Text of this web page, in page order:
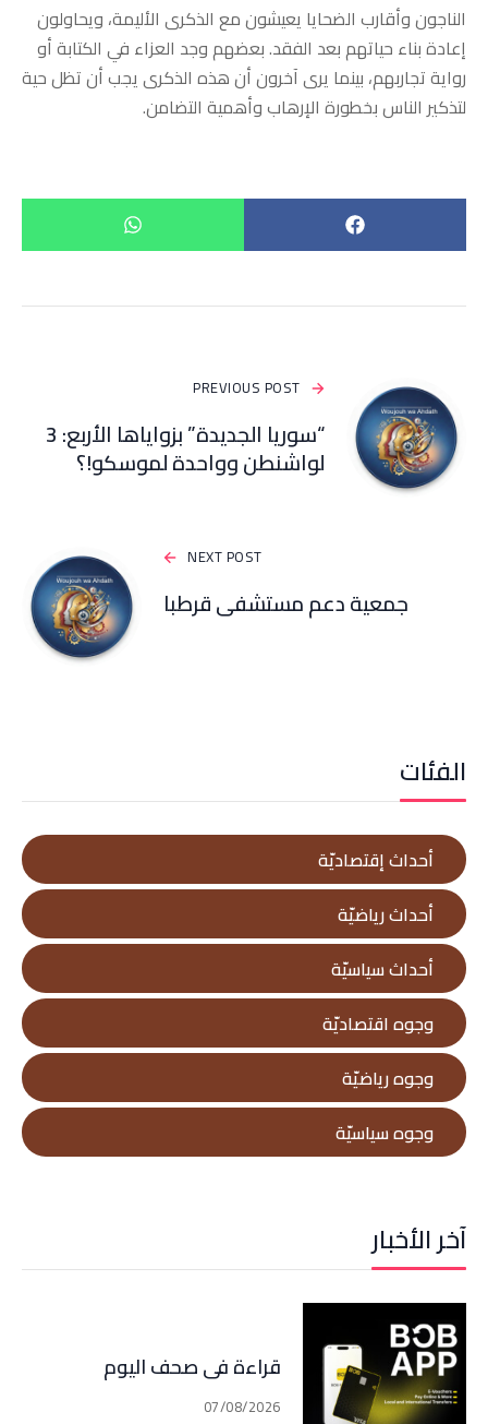
الناجون وأقارب الضحايا يعيشون مع الذكرى الأليمة، ويحاولون
إعادة بناء حياتهم بعد الفقد. بعضهم وجد العزاء في الكتابة أو
رواية تجاربهم، بينما يرى آخرون أن هذه الذكرى يجب أن تظل حية
لتذكير الناس بخطورة الإرهاب وأهمية التضامن.
PREVIOUS POST
“سوريا الجديدة” بزواياها الأربع: 3
لواشنطن وواحدة لموسكو!؟
NEXT POST
جمعية دعم مستشفى قرطبا
الفئات
أحداث إقتصاديّة
أحداث رياضيّة
أحداث سياسيّة
وجوه اقتصاديّة
وجوه رياضيّة
وجوه سياسيّة
آخر الأخبار
قراءة في صحف اليوم
07/08/2026